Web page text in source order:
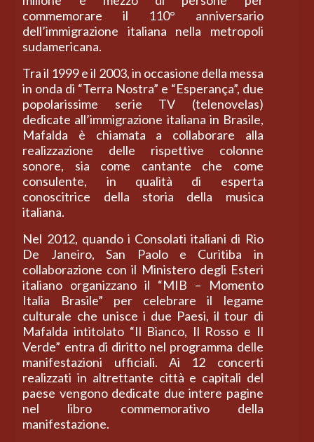
commemorare il 110° anniversario
dell’immigrazione italiana nella metropoli
sudamericana.
Tra il 1999 e il 2003, in occasione della messa
in onda di “Terra Nostra” e “Esperança”, due
popolarissime serie TV (telenovelas)
dedicate all’immigrazione italiana in Brasile,
Mafalda è chiamata a collaborare alla
realizzazione delle rispettive colonne
sonore, sia come cantante che come
consulente, in qualità di esperta
conoscitrice della storia della musica
italiana.
Nel 2012, quando i Consolati italiani di Rio
De Janeiro, San Paolo e Curitiba in
collaborazione con il Ministero degli Esteri
italiano organizzano il “MIB – Momento
Italia Brasile” per celebrare il legame
culturale che unisce i due Paesi, il tour di
Mafalda intitolato “Il Bianco, Il Rosso e Il
Verde” entra di diritto nel programma delle
manifestazioni ufficiali. Ai 12 concerti
realizzati in altrettante città e capitali del
paese vengono dedicate due intere pagine
nel libro commemorativo della
manifestazione.